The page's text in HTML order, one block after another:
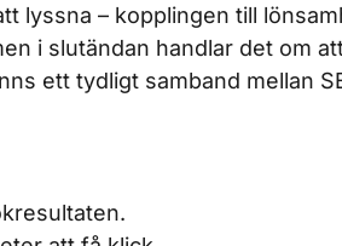
lyssna – kopplingen till
i slutändan handlar det om
ett tydligt samband mellan